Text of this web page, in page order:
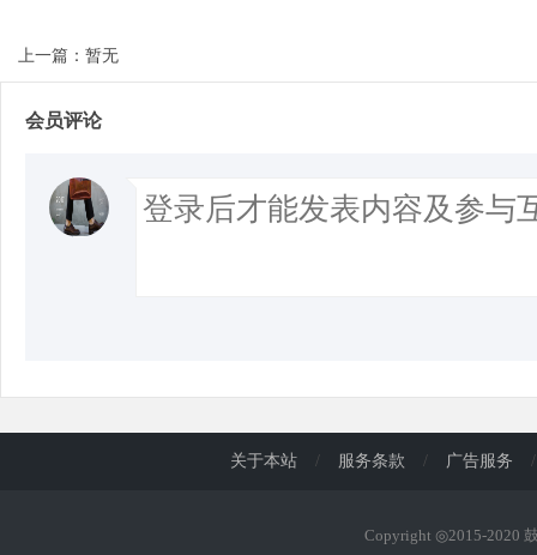
d
上一篇：暂无
会员评论
关于本站 / 服务条款 / 广告服务 /
Copyright ◎2015-2020